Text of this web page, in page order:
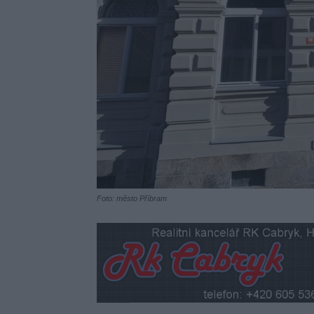
Foto: město Příbram